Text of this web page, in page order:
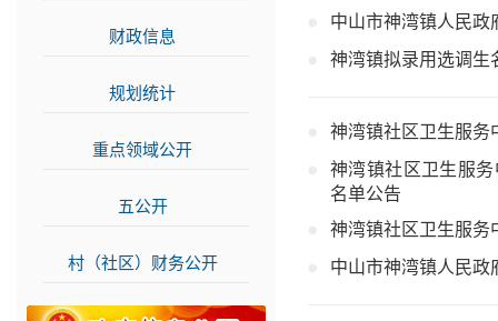
财政信息
规划统计
重点领域公开
五公开
村（社区）财务公开
中山市神湾镇人民政
神湾镇拟录用选调生
神湾镇社区卫生服务
神湾镇社区卫生服
名单公告
神湾镇社区卫生服务
中山市神湾镇人民政